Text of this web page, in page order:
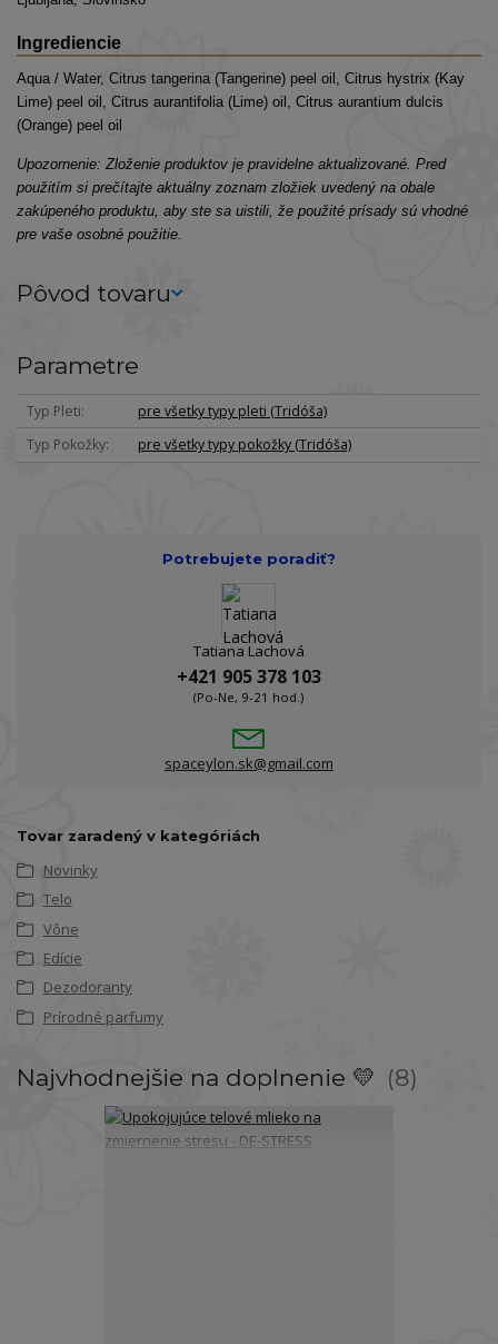
Ingrediencie
Aqua / Water, Citrus tangerina (Tangerine) peel oil, Citrus hystrix (Kay
Lime) peel oil, Citrus aurantifolia (Lime) oil, Citrus aurantium dulcis
(Orange) peel oil
Upozornenie: Zloženie produktov je pravidelne aktualizované. Pred
použitím si prečítajte aktuálny zoznam zložiek uvedený na obale
zakúpeného produktu, aby ste sa uistili, že použité prísady sú vhodné
pre vaše osobné použitie.
Pôvod tovaru
Parametre
Typ Pleti
pre všetky typy pleti (Tridóša)
Typ Pokožky
pre všetky typy pokožky (Tridóša)
Potrebujete poradiť?
Tatiana Lachová
+421 905 378 103
(Po-Ne, 9-21 hod.)
spaceylon.sk@gmail.com
Tovar zaradený v kategóriách
Novinky
Telo
Vône
Edície
Dezodoranty
Prírodné parfumy
Najvhodnejšie na doplnenie 💛 8